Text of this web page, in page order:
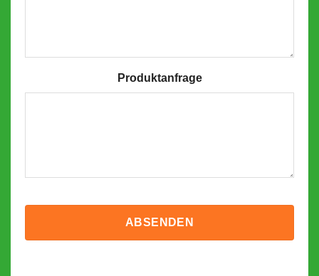
Produktanfrage